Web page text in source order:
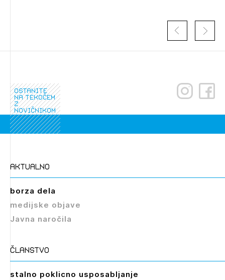
registriranim uporabnikom. Da lahko do nje
dostopate, se je potrebno prijaviti.
REGISTRIRAJTE SE
ostanite
na tekočem
z
novičnikom
aktualno
borza dela
medijske objave
Javna naročila
članstvo
stalno poklicno usposabljanje
NAPREJ